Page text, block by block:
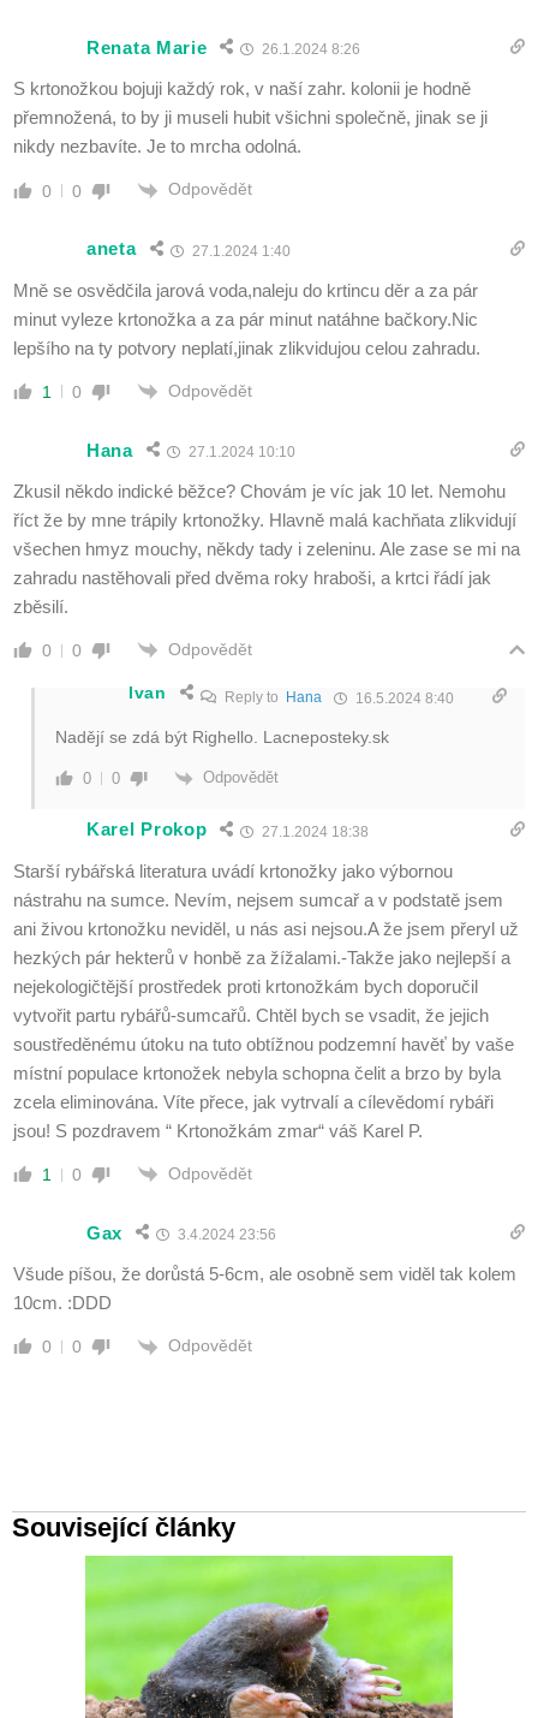
Renata Marie 26.1.2024 8:26
S krtonožkou bojuji každý rok, v naší zahr. kolonii je hodně
přemnožená, to by ji museli hubit všichni společně, jinak se ji
nikdy nezbavíte. Je to mrcha odolná.
0 0 Odpovědět
aneta 27.1.2024 1:40
Mně se osvědčila jarová voda,naleju do krtincu děr a za pár
minut vyleze krtonožka a za pár minut natáhne bačkory.Nic
lepšího na ty potvory neplatí,jinak zlikvidujou celou zahradu.
1 0 Odpovědět
Hana 27.1.2024 10:10
Zkusil někdo indické běžce? Chovám je víc jak 10 let. Nemohu
říct že by mne trápily krtonožky. Hlavně malá kachňata zlikvidují
všechen hmyz mouchy, někdy tady i zeleninu. Ale zase se mi na
zahradu nastěhovali před dvěma roky hraboši, a krtci řádí jak
zběsilí.
0 0 Odpovědět
Ivan Reply to Hana 16.5.2024 8:40
Nadějí se zdá být Righello. Lacneposteky.sk
0 0 Odpovědět
Karel Prokop 27.1.2024 18:38
Starší rybářská literatura uvádí krtonožky jako výbornou
nástrahu na sumce. Nevím, nejsem sumcař a v podstatě jsem
ani živou krtonožku neviděl, u nás asi nejsou.A že jsem přeryl už
hezkých pár hekterů v honbě za žížalami.-Takže jako nejlepší a
nejekologičtější prostředek proti krtonožkám bych doporučil
vytvořit partu rybářů-sumcařů. Chtěl bych se vsadit, že jejich
soustředěnému útoku na tuto obtížnou podzemní havěť by vaše
místní populace krtonožek nebyla schopna čelit a brzo by byla
zcela eliminována. Víte přece, jak vytrvalí a cílevědomí rybáři
jsou! S pozdravem “ Krtonožkám zmar“ váš Karel P.
1 0 Odpovědět
Gax 3.4.2024 23:56
Všude píšou, že dorůstá 5-6cm, ale osobně sem viděl tak kolem
10cm. :DDD
0 0 Odpovědět
Související články